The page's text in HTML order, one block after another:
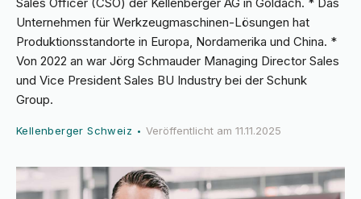
Unternehmen für Werkzeugmaschinen-Lösungen hat
Produktionsstandorte in Europa, Nordamerika und China. *
Von 2022 an war Jörg Schmauder Managing Director Sales
und Vice President Sales BU Industry bei der Schunk
Group.
Kellenberger Schweiz • Veröffentlicht am 11.11.2025